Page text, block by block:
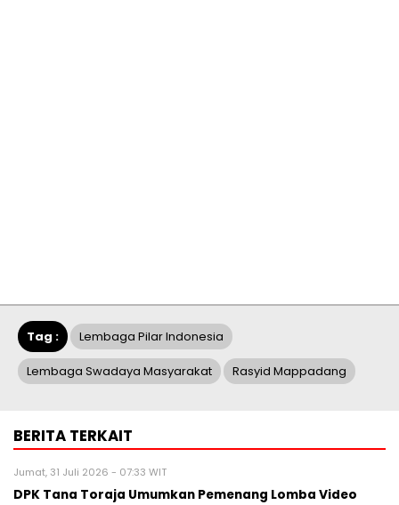
Tag : Lembaga Pilar Indonesia
Lembaga Swadaya Masyarakat Rasyid Mappadang
BERITA TERKAIT
Jumat, 31 Juli 2026 - 07:33 WIT
DPK Tana Toraja Umumkan Pemenang Lomba Video